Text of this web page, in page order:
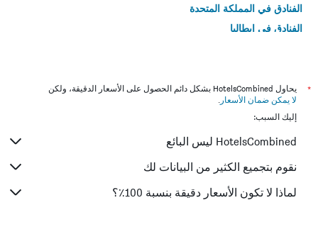
الفنادق في المملكة المتحدة
الفنادق في إيطاليا
*
يحاول HotelsCombined بشكل دائم الحصول على الأسعار الدقيقة، ولكن
لا يمكن ضمان الأسعار .
إليك السبب:
HotelsCombined ليس البائع
نقوم بتجميع الكثير من البيانات لك
لماذا لا تكون الأسعار دقيقة بنسبة 100٪؟